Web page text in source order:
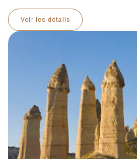
Voir les détails